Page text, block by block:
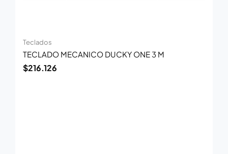
Teclados
TECLADO MECANICO DUCKY ONE 3 M
$216.126